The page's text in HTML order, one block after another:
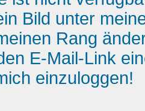
Bild unter
Rang
E-Mail-Link
einzuloggen!